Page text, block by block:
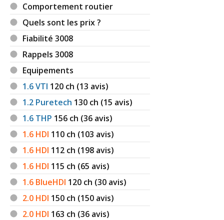
Comportement routier
Quels sont les prix ?
Fiabilité 3008
Rappels 3008
Equipements
1.6 VTI 120 ch (13 avis)
1.2 Puretech 130 ch (15 avis)
1.6 THP 156 ch (36 avis)
1.6 HDI 110 ch (103 avis)
1.6 HDI 112 ch (198 avis)
1.6 HDI 115 ch (65 avis)
1.6 BlueHDI 120 ch (30 avis)
2.0 HDI 150 ch (150 avis)
2.0 HDI 163 ch (36 avis)